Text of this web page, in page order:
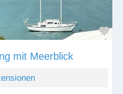
mit Meerblick